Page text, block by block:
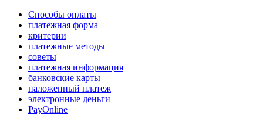
Способы оплаты
платежная форма
критерии
платежные методы
советы
платежная информация
банковские карты
наложенный платеж
электронные деньги
PayOnline